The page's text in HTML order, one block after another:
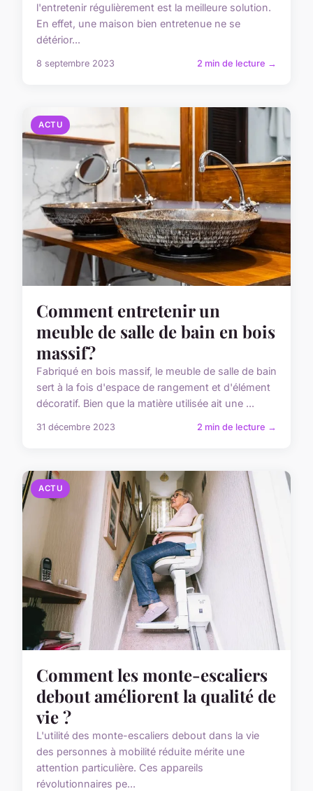
l'entretenir régulièrement est la meilleure solution.
En effet, une maison bien entretenue ne se
détérior...
8 septembre 2023 2 min de lecture →
ACTU
Comment entretenir un
meuble de salle de bain en bois
massif ?
Fabriqué en bois massif, le meuble de salle de bain
sert à la fois d'espace de rangement et d'élément
décoratif. Bien que la matière utilisée ait une ...
31 décembre 2023 2 min de lecture →
ACTU
Comment les monte-escaliers
debout améliorent la qualité de
vie ?
L'utilité des monte-escaliers debout dans la vie
des personnes à mobilité réduite mérite une
attention particulière. Ces appareils
révolutionnaires pe...